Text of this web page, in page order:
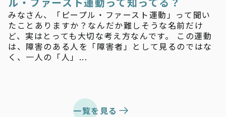
みなさん、「ピープル・ファースト運動」って聞い
たことありますか？なんだか難しそうな名前だけ
ど、実はとっても大切な考え方なんです。 この運動
は、障害のある人を「障害者」として見るのではな
く、一人の「人」...
一覧を見る